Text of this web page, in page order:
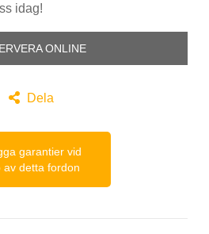
idag!
ONLINE
 Dela
garantier vid
av detta fordon